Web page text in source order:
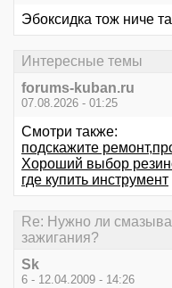
Эбоксидка тож ниче
Интересные темы
forums-kuban.ru
07.08.2026 - 01:25
Смотри также:
подскажите
Хороший выбор
где купить инструмент
Re: Нужно ли
зажигания?
Sk
6 - 12.04.2009 - 14:26